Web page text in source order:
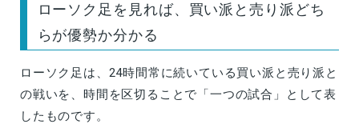
ローソク足を見れば、買い派と売り派どち
らが優勢か分かる
ローソク足は、24時間常に続いている買い派と売り派と
の戦いを、時間を区切ることで「一つの試合」として表
したものです。